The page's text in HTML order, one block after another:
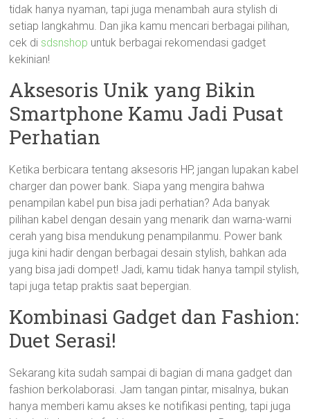
tidak hanya nyaman, tapi juga menambah aura stylish di
setiap langkahmu. Dan jika kamu mencari berbagai pilihan,
cek di sdsnshop untuk berbagai rekomendasi gadget
kekinian!
Aksesoris Unik yang Bikin
Smartphone Kamu Jadi Pusat
Perhatian
Ketika berbicara tentang aksesoris HP, jangan lupakan kabel
charger dan power bank. Siapa yang mengira bahwa
penampilan kabel pun bisa jadi perhatian? Ada banyak
pilihan kabel dengan desain yang menarik dan warna-warni
cerah yang bisa mendukung penampilanmu. Power bank
juga kini hadir dengan berbagai desain stylish, bahkan ada
yang bisa jadi dompet! Jadi, kamu tidak hanya tampil stylish,
tapi juga tetap praktis saat bepergian.
Kombinasi Gadget dan Fashion:
Duet Serasi!
Sekarang kita sudah sampai di bagian di mana gadget dan
fashion berkolaborasi. Jam tangan pintar, misalnya, bukan
hanya memberi kamu akses ke notifikasi penting, tapi juga